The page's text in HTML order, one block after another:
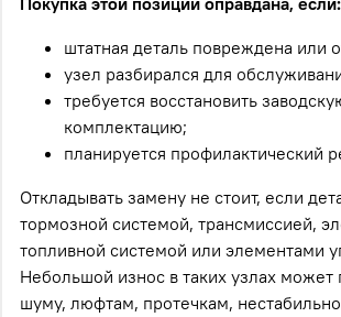
штатная деталь повреждена или
узел разбирался для
требуется восстановить
комплектацию;
планируется профилактический
Откладывать замену не стоит, если
тормозной системой, трансмиссией,
топливной системой или элементами
Небольшой износ в таких узлах может
шуму, люфтам, протечкам,